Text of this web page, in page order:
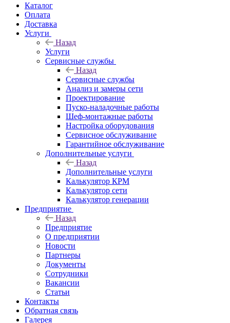
Каталог
Оплата
Доставка
Услуги
Назад
Услуги
Сервисные службы
Назад
Сервисные службы
Анализ и замеры сети
Проектирование
Пуско-наладочные работы
Шеф-монтажные работы
Настройка оборудования
Сервисное обслуживание
Гарантийное обслуживание
Дополнительные услуги
Назад
Дополнительные услуги
Калькулятор КРМ
Калькулятор сети
Калькулятор генерации
Предприятие
Назад
Предприятие
О предприятии
Новости
Партнеры
Документы
Сотрудники
Вакансии
Статьи
Контакты
Обратная связь
Галерея